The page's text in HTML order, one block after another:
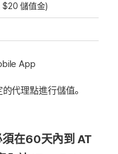
儲值金)
App
代理點進行儲值。
在60天內到 AT